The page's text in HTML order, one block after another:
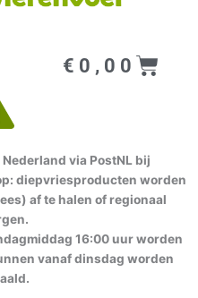
€ 0,00
via PostNL bij
diepvriesproducten worden
af te halen of regionaal
16:00 uur worden
vanaf dinsdag worden